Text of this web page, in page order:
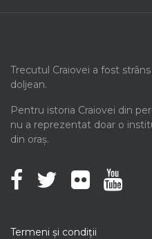
Trecutul Craiovei a fost
doljean.
Pentru istoria Craiovei din
nu a reprezentat doar o
din oraș.
Termeni şi condiţii